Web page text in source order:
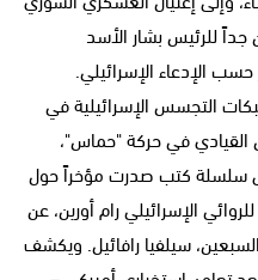
للرئيس بشار الأسد
الإدعاء الإسرائيلي.
التجسس الإسرائيلية في
القيادي في حركة "حماس"،
سلسلة كتب صدرت مؤخراً حول
الإسرائيلي رام أورين، عن
سيلفيا رافائيل. ويكشف